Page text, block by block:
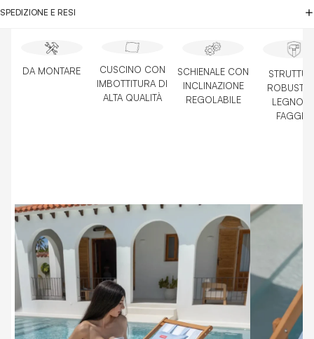
SPEDIZIONE E RESI
DA MONTARE
CUSCINO CON
IMBOTTITURA DI
ALTA QUALITÀ
SCHIENALE CON
INCLINAZIONE
REGOLABILE
ROBUSTA
LEGNO
FAGGIO